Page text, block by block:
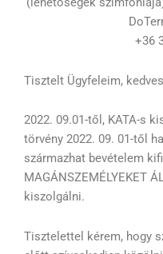
+36
Tisztelt Ügyfeleim,
2022. 09.01-től, KATA-s
törvény 2022. 09. 01-től
származhat bevételem
MAGÁNSZEMÉLYEKET
kiszolgálni.
Tisztelettel kérem, hogy